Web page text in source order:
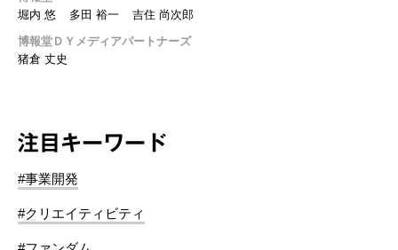
堀内 悠
多田 裕一
吉住 尚次郎
博報堂ＤＹメディアパートナーズ
猪倉 丈史
注目キーワード
#事業開発
#クリエイティビティ